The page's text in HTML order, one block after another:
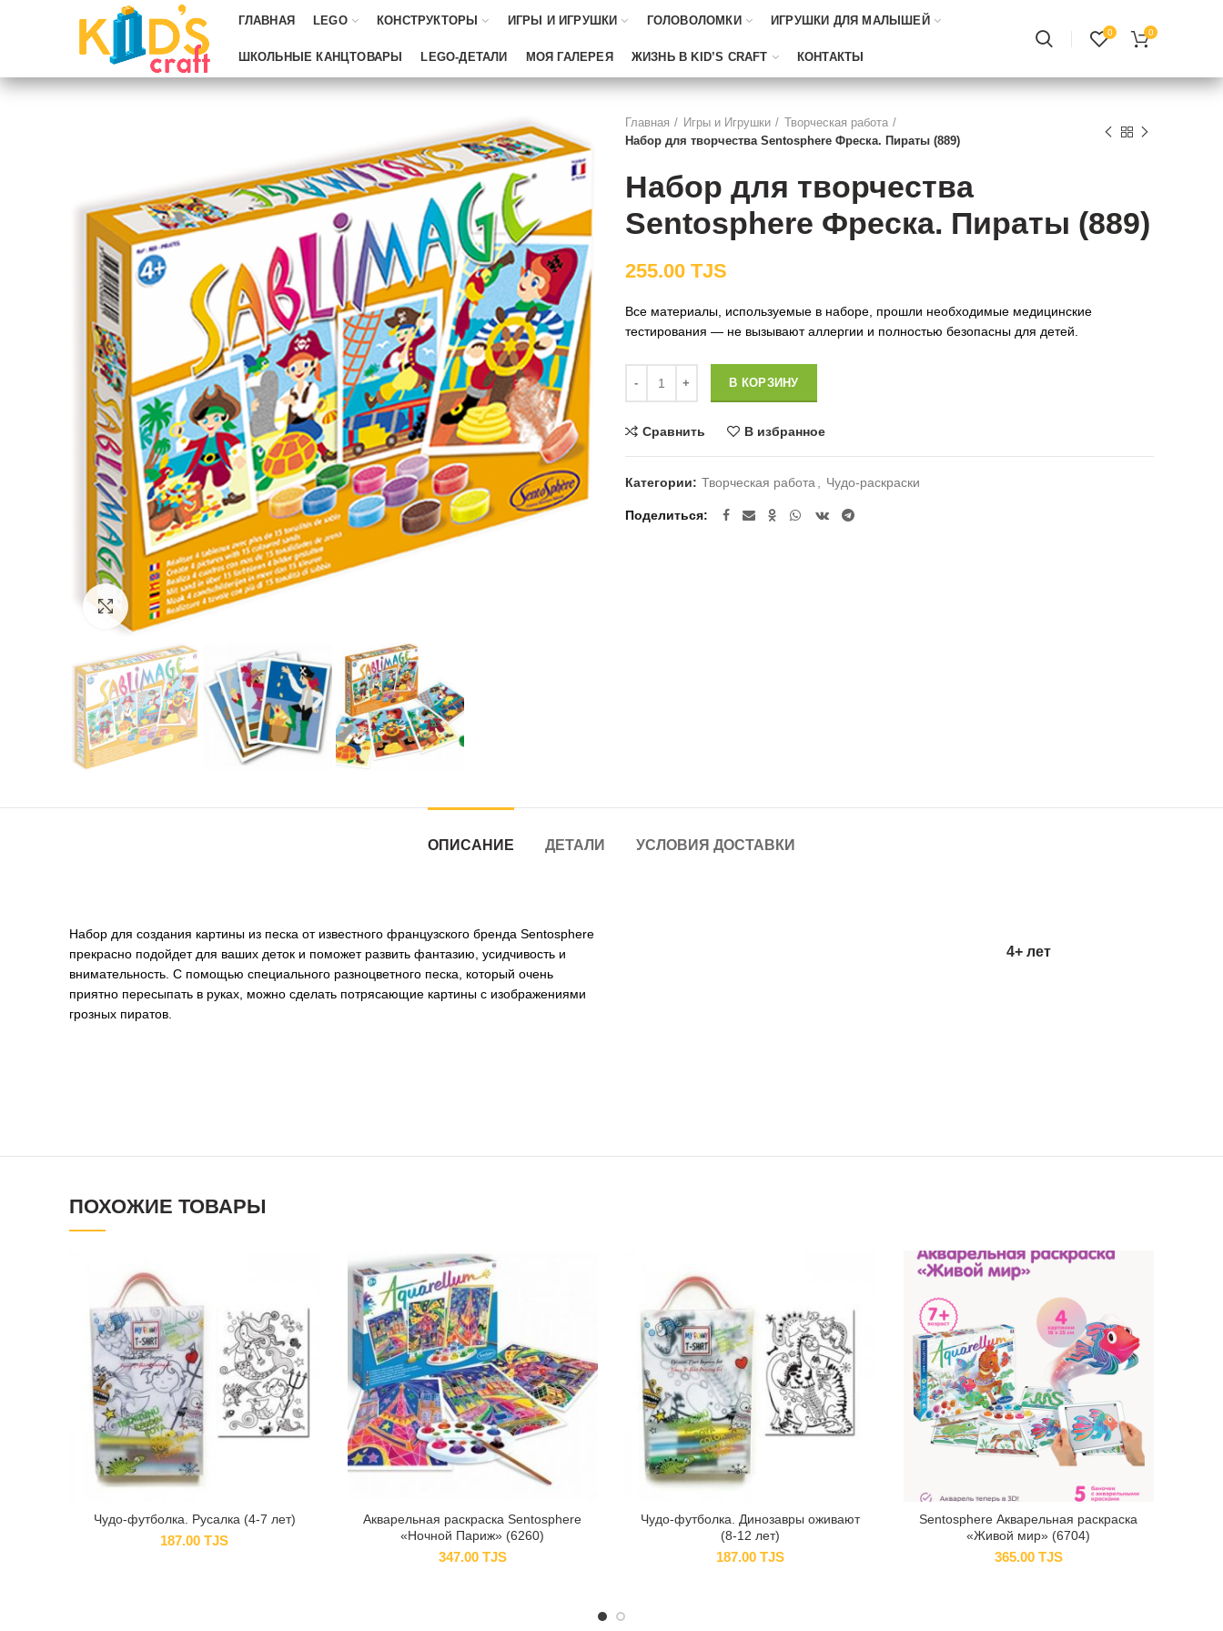
ГЛАВНАЯ LEGO КОНСТРУКТОРЫ ИГРЫ И ИГРУШКИ ГОЛОВОЛОМКИ ИГРУШКИ ДЛЯ МАЛЫШЕЙ
ШКОЛЬНЫЕ КАНЦТОВАРЫ LEGO-ДЕТАЛИ МОЯ ГАЛЕРЕЯ ЖИЗНЬ В KID’S CRAFT КОНТАКТЫ
0 0
Нажмите, чтобы увеличить
Главная Игры и Игрушки
Творческая работа
Набор для творчества Sentosphere Фреска. Пираты (889)
Набор для творчества
Sentosphere Фреска. Пираты (889)
255.00 TJS
Все материалы, используемые в наборе, прошли необходимые медицинские
тестирования — не вызывают аллергии и полностью безопасны для детей.
В КОРЗИНУ
Сравнить В избранное
Категории: Творческая работа Чудо-раскраски
Поделиться
ОПИСАНИЕ ДЕТАЛИ УСЛОВИЯ ДОСТАВКИ
Набор для создания картины из песка от известного французского бренда Sentosphere
прекрасно подойдет для ваших деток и поможет развить фантазию, усидчивость и
внимательность. С помощью специального разноцветного песка, который очень
приятно пересыпать в руках, можно сделать потрясающие картины с изображениями
грозных пиратов.
4+ лет
ПОХОЖИЕ ТОВАРЫ
Чудо-футболка. Русалка (4-7 лет)
187.00TJS
Акварельная раскраска Sentosphere
«Ночной Париж» (6260)
347.00 TJS
Чудо-футболка. Динозавры оживают
(8-12 лет)
187.00TJS
Sentosphere Акварельная раскраска
«Живой мир» (6704)
365.00 TJS